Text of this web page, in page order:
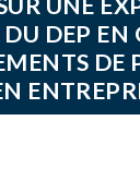
UNE
DEP EN
DE